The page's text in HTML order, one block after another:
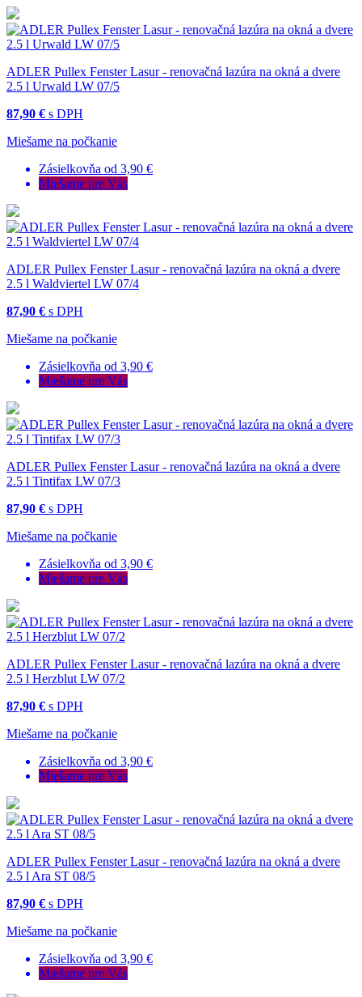
ADLER Pullex Fenster Lasur - renovačná lazúra na okná a dvere
2.5 l Urwald LW 07/5
87,90 € s DPH
Miešame na počkanie
Zásielkovňa od 3,90 €
Miešame pre Vás
ADLER Pullex Fenster Lasur - renovačná lazúra na okná a dvere
2.5 l Waldviertel LW 07/4
87,90 € s DPH
Miešame na počkanie
Zásielkovňa od 3,90 €
Miešame pre Vás
ADLER Pullex Fenster Lasur - renovačná lazúra na okná a dvere
2.5 l Tintifax LW 07/3
87,90 € s DPH
Miešame na počkanie
Zásielkovňa od 3,90 €
Miešame pre Vás
ADLER Pullex Fenster Lasur - renovačná lazúra na okná a dvere
2.5 l Herzblut LW 07/2
87,90 € s DPH
Miešame na počkanie
Zásielkovňa od 3,90 €
Miešame pre Vás
ADLER Pullex Fenster Lasur - renovačná lazúra na okná a dvere
2.5 l Ara ST 08/5
87,90 € s DPH
Miešame na počkanie
Zásielkovňa od 3,90 €
Miešame pre Vás